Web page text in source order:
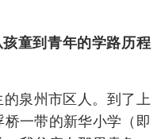
童到青年的学路历程
的泉州市区人。到了上
一带的新华小学（即